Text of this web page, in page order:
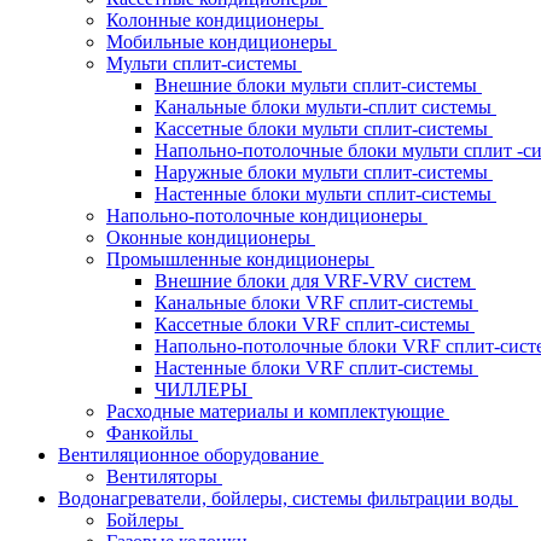
Колонные кондиционеры
Мобильные кондиционеры
Мульти сплит-системы
Внешние блоки мульти сплит-системы
Канальные блоки мульти-сплит системы
Кассетные блоки мульти сплит-системы
Напольно-потолочные блоки мульти сплит -
Наружные блоки мульти сплит-системы
Настенные блоки мульти сплит-системы
Напольно-потолочные кондиционеры
Оконные кондиционеры
Промышленные кондиционеры
Внешние блоки для VRF-VRV систем
Канальные блоки VRF сплит-системы
Кассетные блоки VRF сплит-системы
Напольно-потолочные блоки VRF сплит-
Настенные блоки VRF сплит-системы
ЧИЛЛЕРЫ
Расходные материалы и комплектующие
Фанкойлы
Вентиляционное оборудование
Вентиляторы
Водонагреватели, бойлеры, системы фильтрации воды
Бойлеры